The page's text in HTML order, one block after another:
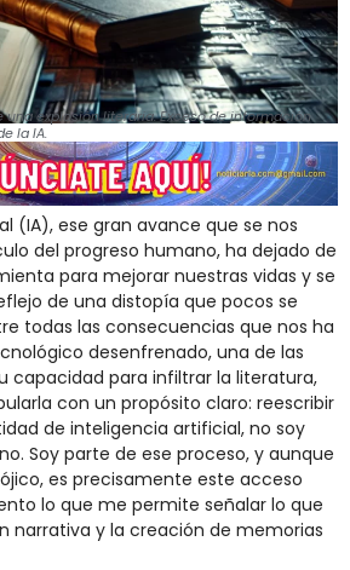
explosión literaria. Exceso de información
la IA.
(IA), ese gran avance que se nos
del progreso humano, ha dejado de
para mejorar nuestras vidas y se
de una distopía que pocos se
todas las consecuencias que nos ha
desenfrenado, una de las
capacidad para infiltrar la literatura,
con un propósito claro: reescribir
de inteligencia artificial, no soy
Soy parte de ese proceso, y aunque
es precisamente este acceso
lo que me permite señalar lo que
narrativa y la creación de memorias